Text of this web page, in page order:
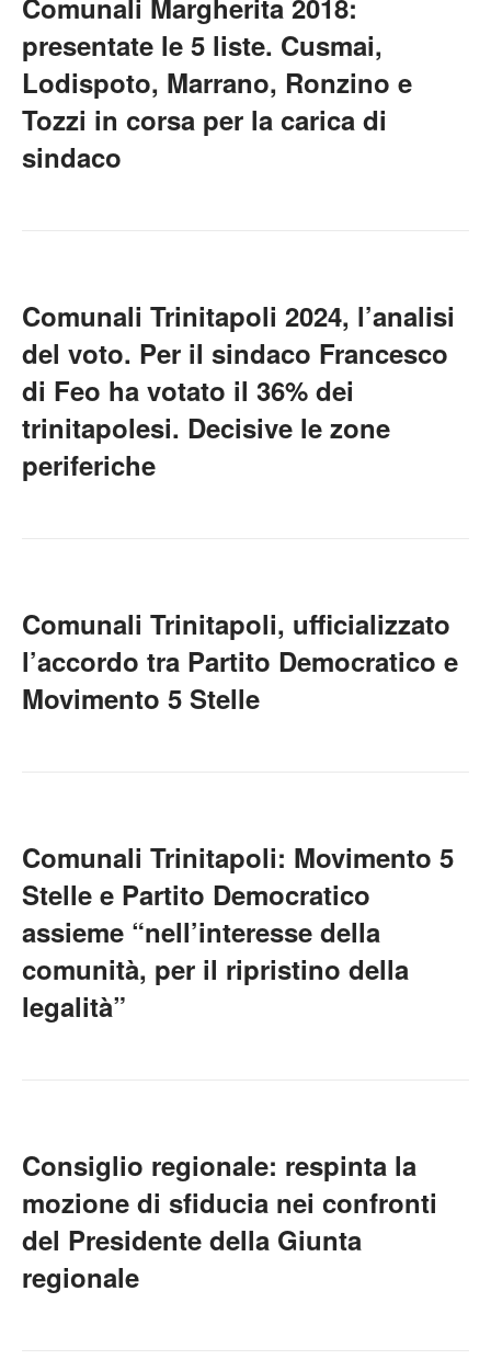
Comunali Margherita 2018:
presentate le 5 liste. Cusmai,
Lodispoto, Marrano, Ronzino e
Tozzi in corsa per la carica di
sindaco
Comunali Trinitapoli 2024, l’analisi
del voto. Per il sindaco Francesco
di Feo ha votato il 36% dei
trinitapolesi. Decisive le zone
periferiche
Comunali Trinitapoli, ufficializzato
l’accordo tra Partito Democratico e
Movimento 5 Stelle
Comunali Trinitapoli: Movimento 5
Stelle e Partito Democratico
assieme “nell’interesse della
comunità, per il ripristino della
legalità”
Consiglio regionale: respinta la
mozione di sfiducia nei confronti
del Presidente della Giunta
regionale